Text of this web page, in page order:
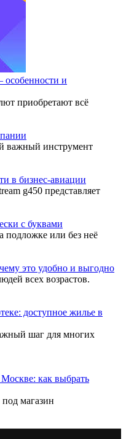
и
приобретают всё
важный инструмент
в бизнес-авиации
g450 представляет
с буквами
подложке или без неё
это удобно и выгодно
всех возрастов.
доступное жилье в
шаг для многих
как выбрать
магазин